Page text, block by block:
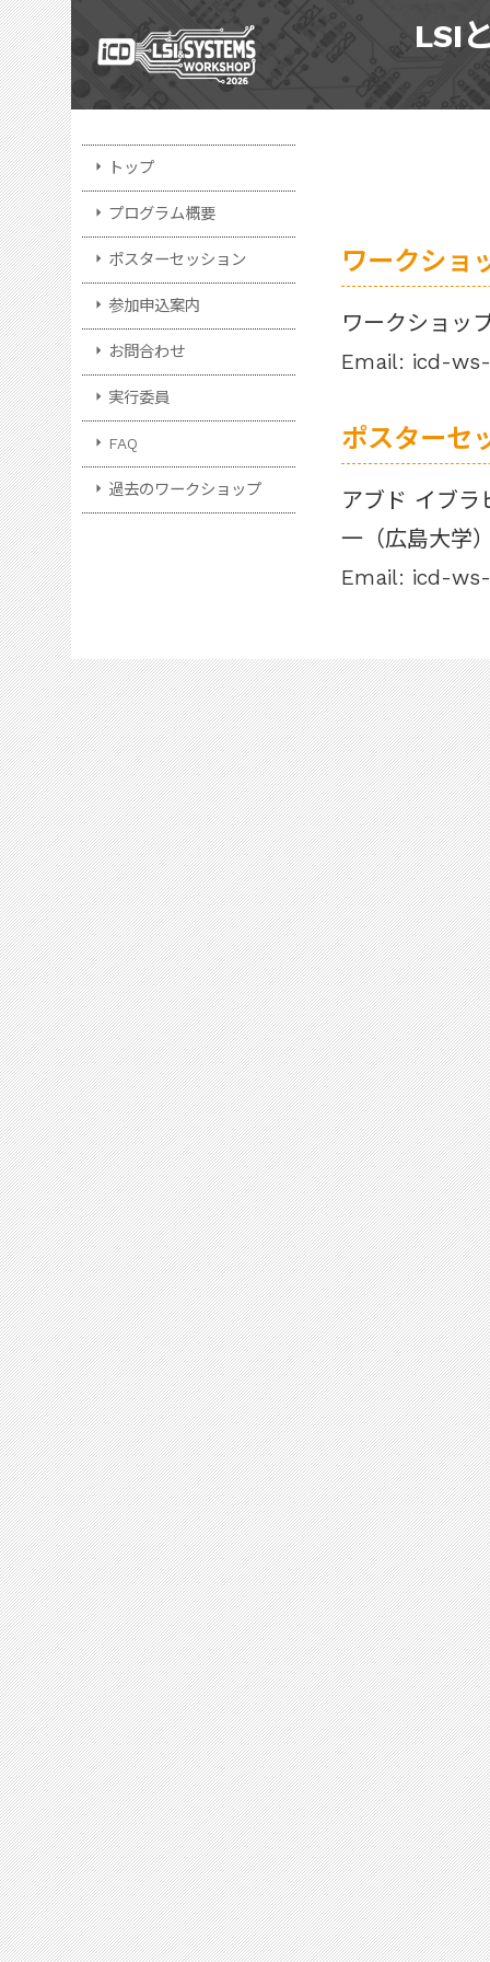
LSI
arrow_right トップ
arrow_right プログラム概要
arrow_right ポスターセッション
arrow_right 参加申込案内
arrow_right お問合わせ
arrow_right 実行委員
arrow_right FAQ
arrow_right 過去のワークショップ
ワークショ
ワークショッ
Email: icd-
ポスターセ
アブド イブラ
一（広島大学
Email: icd-